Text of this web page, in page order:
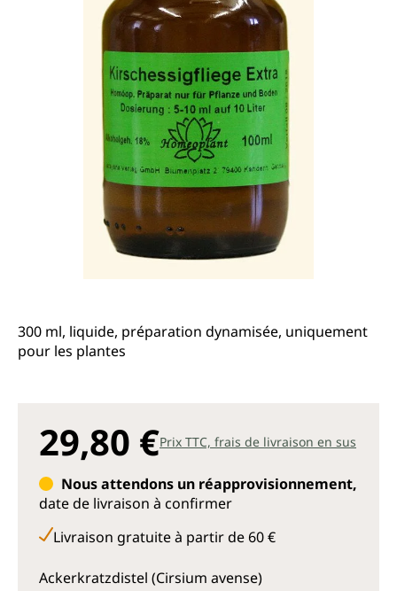
300 ml, liquide, préparation dynamisée, uniquement
pour les plantes
29,80 €Prix TTC, frais de livraison en sus
Nous attendons un réapprovisionnement,
date de livraison à confirmer
Livraison gratuite à partir de 60 €
Ackerkratzdistel (Cirsium avense)